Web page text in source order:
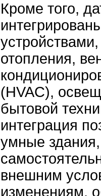
Кроме того,
отопления,
(HVAC),
бытовой
интеграция
умные
внешним
изменениям,